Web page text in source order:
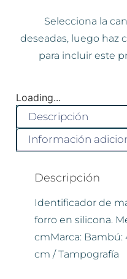
Selecciona la
deseadas, luego haz
para incluir este
Loading...
Descripción
Información
Descripción
Identificador de
forro en silicona.
cmMarca: Bambú:
cm / Tampografía